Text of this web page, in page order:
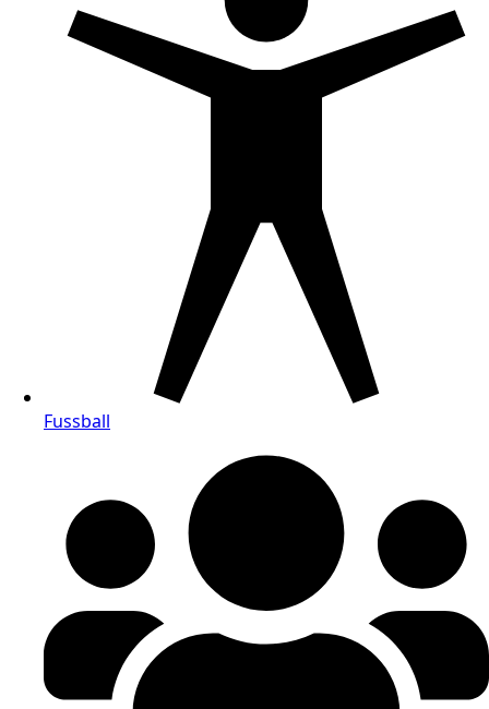
Fussball